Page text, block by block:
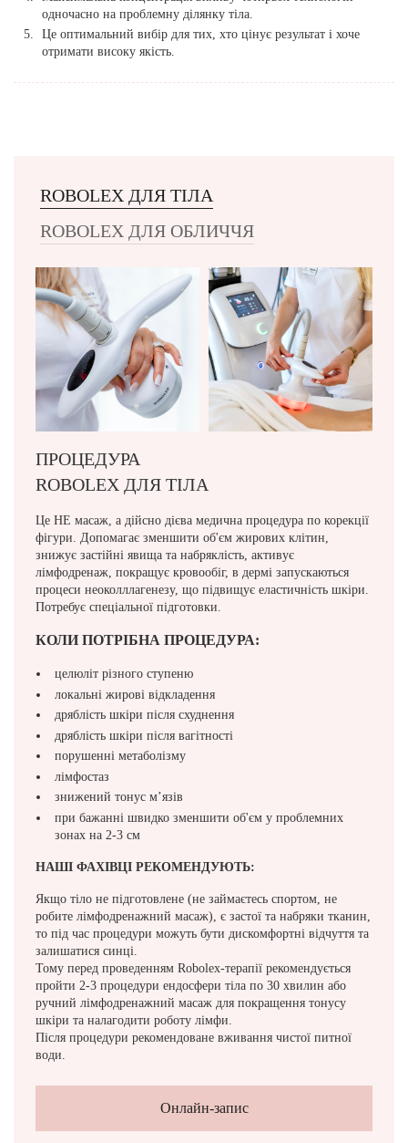
одночасно на проблемну ділянку тіла.
Це оптимальний вибір для тих, хто цінує результат і хоче
отримати високу якість.
ROBOLEX ДЛЯ ТІЛА
ROBOLEX ДЛЯ ОБЛИЧЧЯ
ПРОЦЕДУРА
ROBOLEX ДЛЯ ТІЛА
Це НЕ масаж, а дійсно дієва медична процедура по корекції
фігури. Допомагає зменшити об'єм жирових клітин,
знижує застійні явища та набряклість, активує
лімфодренаж, покращує кровообіг, в дермі запускаються
процеси неоколллагенезу, що підвищує еластичність шкіри.
Потребує спеціальної підготовки.
КОЛИ ПОТРІБНА ПРОЦЕДУРА:
целюліт різного ступеню
локальні жирові відкладення
дряблість шкіри після схуднення
дряблість шкіри після вагітності
порушенні метаболізму
лімфостаз
знижений тонус м’язів
при бажанні швидко зменшити об'єм у проблемних
зонах на 2-3 см
НАШІ ФАХІВЦІ РЕКОМЕНДУЮТЬ:
Якщо тіло не підготовлене (не займаєтесь спортом, не
робите лімфодренажний масаж), є застої та набряки тканин,
то під час процедури можуть бути дискомфортні відчуття та
залишатися синці.
Тому перед проведенням Robolex-терапії рекомендується
пройти 2-3 процедури ендосфери тіла по 30 хвилин або
ручний лімфодренажний масаж для покращення тонусу
шкіри та налагодити роботу лімфи.
Після процедури рекомендоване вживання чистої питної
води.
ПРОЦЕДУРА ROBOLEX
ДЛЯ ОБЛИЧЧЯ
Безпечна та ефективна підтяжка контуру обличчя. Для
обличчя використовується спеціальна маніпула. Вона діє
дуже дбайливо, не травмує та не розтягує шкіру.
КОЛИ ПОТРІБНА ПРОЦЕДУРА:
знижений тонус шкіри
розширені пори
в'ялість шкіри обличчя, шиї та зони декольте
набряки та зморшки в області навколо очей
атрофічні рубці, застійні плями
РЕКОМЕНДАЦІЯ. Перед проведенням Robolex-терапії
рекомендується 2-3 процедури ендосфери обличчя або
ручний масаж обличчя для усунення набряків тканин.
Рекомендується 1-2 процедури на тиждень, курс 5
Для усунення другого підборіддя рекомендується
*Якщо у вас є філери, вони можуть порушувати роботу
відтоку лімфи, що призводить до набряків обличчя, тому
попередньо рекомендується ендосфера обличчя.
Онлайн-запис